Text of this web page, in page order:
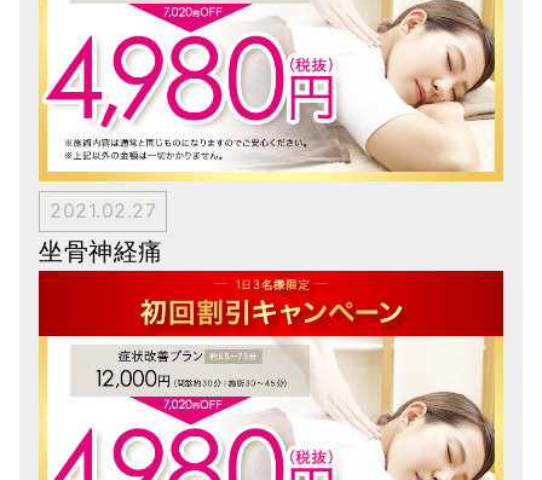
2021.02.27
坐骨神経痛